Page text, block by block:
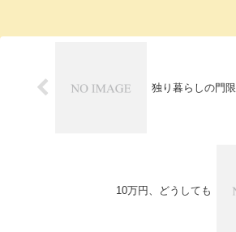
独り暮らしの門限
10万円、どうしても